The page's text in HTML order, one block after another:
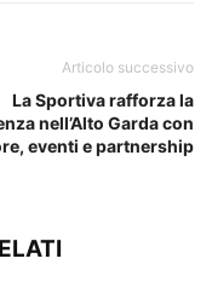
Articolo successivo
La Sportiva rafforza la
nell’Alto Garda con
eventi e partnership